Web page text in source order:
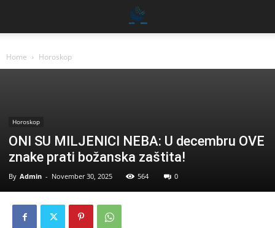
Home Horoskop
Horoskop
ONI SU MILJENICI NEBA: U decembru OVE
znake prati božanska zaštita!
By Admin - November 30, 2025 564 0